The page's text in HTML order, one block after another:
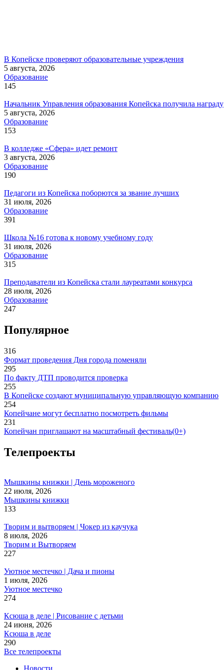
В Копейске проверяют образовательные учреждения
5 августа, 2026
Образование
145
Начальник Управления образования Копейска получила награду
5 августа, 2026
Образование
153
В колледже «Сфера» идет ремонт
3 августа, 2026
Образование
190
Педагоги из Копейска поборются за звание лучших
31 июля, 2026
Образование
391
Школа №16 готова к новому учебному году
31 июля, 2026
Образование
315
Преподаватели из Копейска стали лауреатами конкурса
28 июля, 2026
Образование
247
Популярное
316
Формат проведения Дня города поменяли
295
По факту ДТП проводится проверка
255
В Копейске создают муниципальную управляющую компанию
254
Копейчане могут бесплатно посмотреть фильмы
231
Копейчан приглашают на масштабный фестиваль(0+)
Телепроекты
Мышкины книжки | День мороженого
22 июля, 2026
Мышкины книжки
133
Творим и вытворяем | Чокер из каучука
8 июля, 2026
Творим и Вытворяем
227
Уютное местечко | Дача и пионы
1 июля, 2026
Уютное местечко
274
Ксюша в деле | Рисование с детьми
24 июня, 2026
Ксюша в деле
290
Все телепроекты
Новости